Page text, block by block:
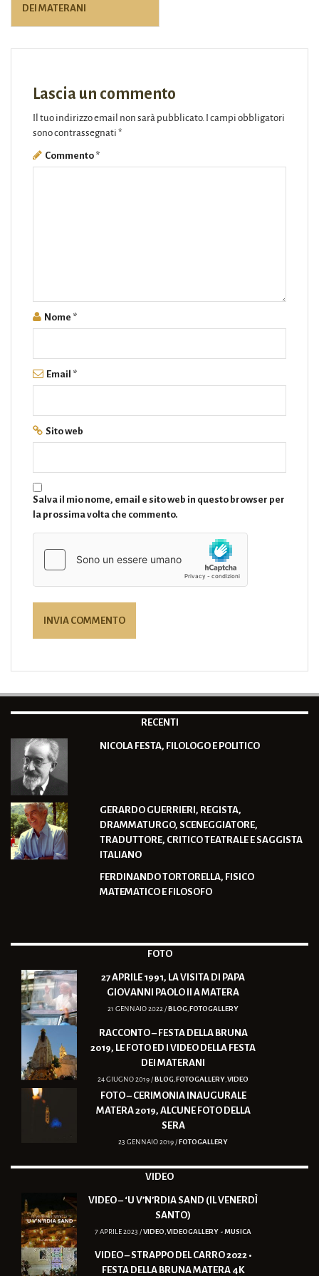
DEI MATERANI
Lascia un commento
Il tuo indirizzo email non sarà pubblicato. I campi obbligatori
sono contrassegnati *
Commento *
Nome *
Email *
Sito web
Salva il mio nome, email e sito web in questo browser per
la prossima volta che commento.
RECENTI
NICOLA FESTA, FILOLOGO E POLITICO
GERARDO GUERRIERI, REGISTA,
DRAMMATURGO, SCENEGGIATORE,
TRADUTTORE, CRITICO TEATRALE E SAGGISTA
ITALIANO
FERDINANDO TORTORELLA, FISICO
MATEMATICO E FILOSOFO
FOTO
27 APRILE 1991, LA VISITA DI PAPA
GIOVANNI PAOLO II A MATERA
21 GENNAIO 2022 /BLOG ,FOTOGALLERY
RACCONTO – FESTA DELLA BRUNA
2019, LE FOTO ED I VIDEO DELLA FESTA
DEI MATERANI
24 GIUGNO 2019 /BLOG ,FOTOGALLERY ,VIDEO
FOTO – CERIMONIA INAUGURALE
MATERA 2019, ALCUNE FOTO DELLA
SERA
23 GENNAIO 2019 /FOTOGALLERY
VIDEO
VIDEO – ‘U V’N’RDIA SAND (IL VENERDÌ
SANTO)
7 APRILE 2023 /VIDEO ,VIDEOGALLERY - MUSICA
VIDEO – STRAPPO DEL CARRO 2022 •
FESTA DELLA BRUNA MATERA 4K